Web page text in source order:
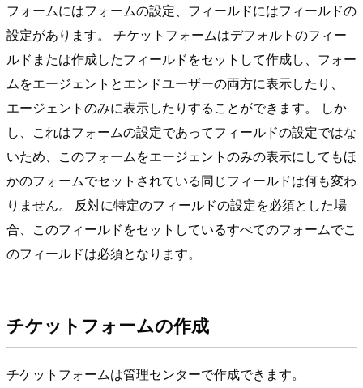
フォームにはフォームの設定、フィールドにはフィールドの
設定があります。 チケットフォームはデフォルトのフィー
ルドまたは作成したフィールドをセットして作成し、フォー
ムをエージェントとエンドユーザーの両方に表示したり、
エージェントのみに表示したりすることができます。 しか
し、これはフォームの設定であってフィールドの設定ではな
いため、このフォームをエージェントのみの表示にしてもほ
かのフォームでセットされている同じフィールドは何も変わ
りません。 反対に特定のフィールドの設定を必須とした場
合、このフィールドをセットしているすべてのフォームでこ
のフィールドは必須となります。
チケットフォームの作成
チケットフォームは管理センターで作成できます。